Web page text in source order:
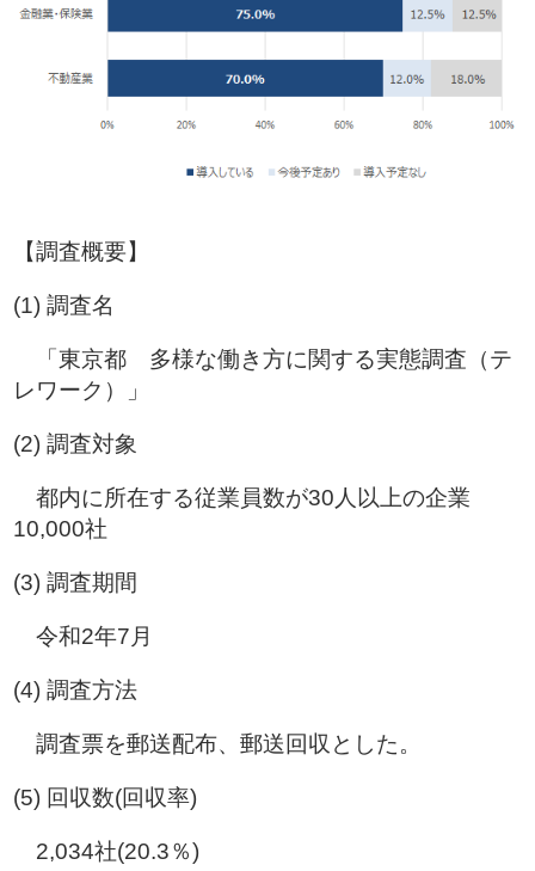
【調査概要】
(1) 調査名
「東京都 多様な働き方に関する実態調査（テ
レワーク）」
(2) 調査対象
都内に所在する従業員数が30人以上の企業
10,000社
(3) 調査期間
令和2年7月
(4) 調査方法
調査票を郵送配布、郵送回収とした。
(5) 回収数(回収率)
2,034社(20.3％)